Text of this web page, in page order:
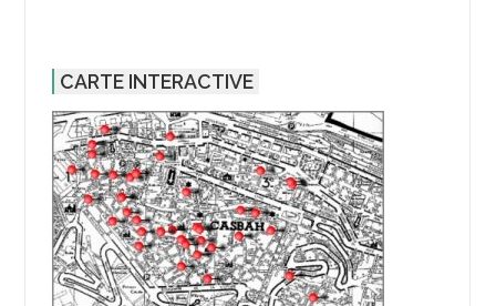
CARTE INTERACTIVE